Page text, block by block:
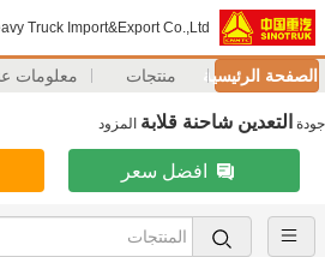
Truck Import&Export Co.,Ltd
الصفحة الرئيسية منتجات معلومات
جودة التعدين شاحنة قلابة المزود
افضل سعر